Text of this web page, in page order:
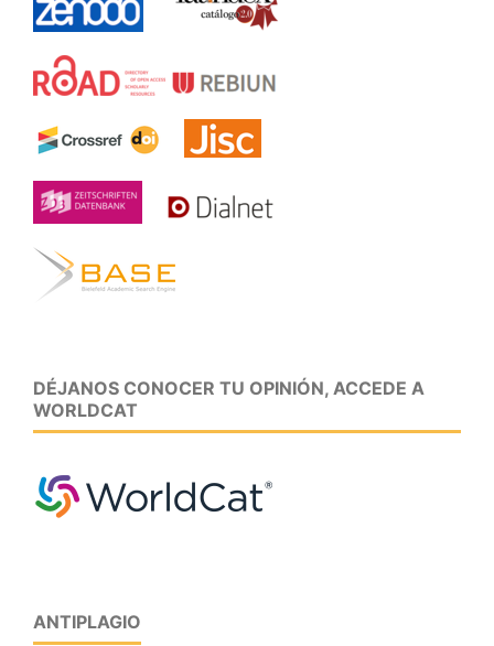
DÉJANOS CONOCER TU OPINIÓN, ACCEDE A
WORLDCAT
ANTIPLAGIO